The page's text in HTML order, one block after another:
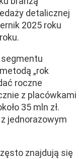
detalicznej
2025 roku
„rok
roczne
z placówkami
35 mln zł.
jednorazowym
znajdują się